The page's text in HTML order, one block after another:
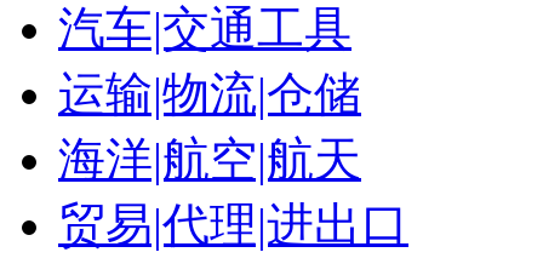
汽车|交通工具
运输|物流|仓储
海洋|航空|航天
贸易|代理|进出口